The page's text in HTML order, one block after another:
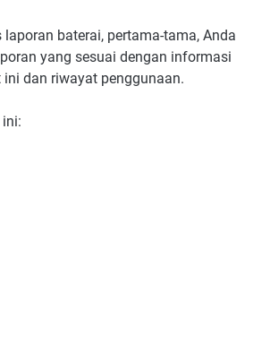
laporan baterai, pertama-tama, Anda
yang sesuai dengan informasi
ini dan riwayat penggunaan.